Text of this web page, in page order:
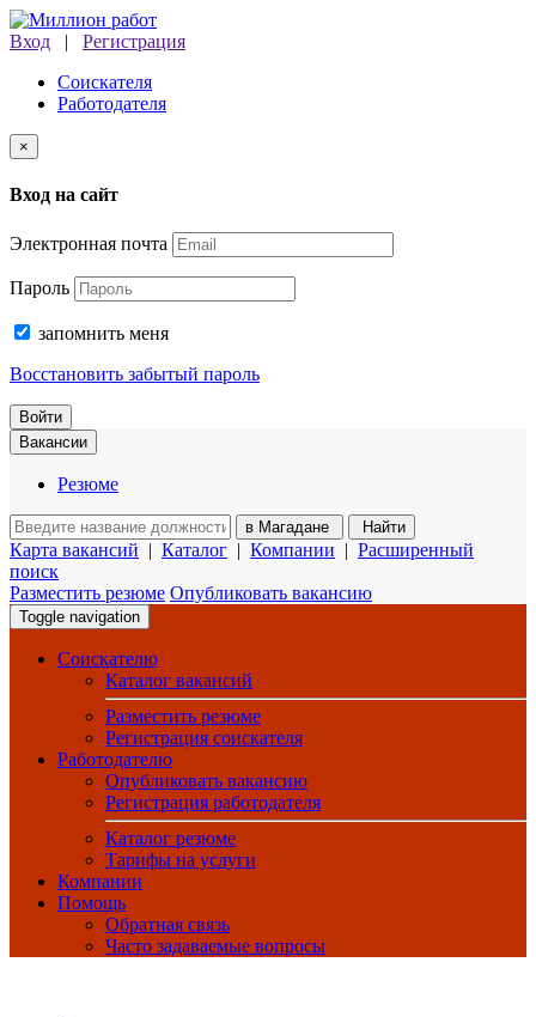
Вход |
Регистрация
Соискателя
Работодателя
×
Вход на сайт
Электронная почта
Пароль
запомнить меня
Восстановить забытый пароль
Войти
Вакансии
Резюме
в Магадане Найти
Карта вакансий | Каталог | Компании | Расширенный
поиск
Разместить резюме Опубликовать вакансию
Toggle navigation
Соискателю
Каталог вакансий
Разместить резюме
Регистрация соискателя
Работодателю
Опубликовать вакансию
Регистрация работодателя
Каталог резюме
Тарифы на услуги
Компании
Помощь
Обратная связь
Часто задаваемые вопросы